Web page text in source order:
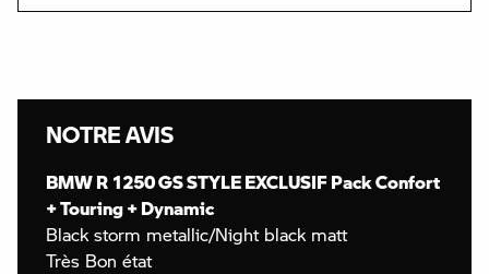
NOTRE AVIS
BMW R 1250 GS STYLE EXCLUSIF Pack Confort
+ Touring + Dynamic
Black storm metallic/Night black matt
Très Bon état